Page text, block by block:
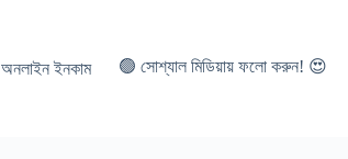
অনলাইন ইনকাম 🟢 সোশ্যাল মিডিয়ায় ফলো করুন! 😍